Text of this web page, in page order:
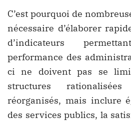
C’est pourquoi de
nécessaire d’élaborer
d’indicateurs
performance des
ci ne doivent pas se
structures
réorganisés, mais inclure
des services publics, la